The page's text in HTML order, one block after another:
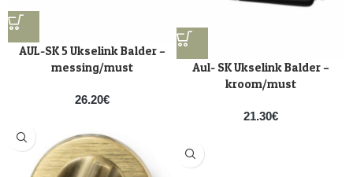
AUL-SK 5 Ukselink Balder –
messing/must
26.20€
Aul- SK Ukselink Balder –
kroom/must
21.30€